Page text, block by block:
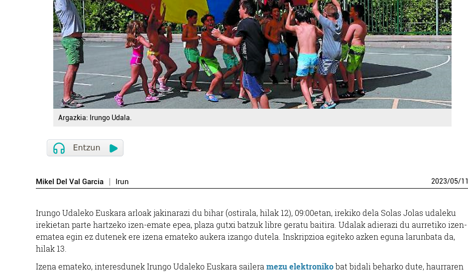
Argazkia: Irungo Udala.
Mikel Del Val Garcia Irun 2023/05/11
Irungo Udaleko Euskara arloak jakinarazi du bihar (ostirala, hilak 12), 09:00etan, irekiko dela Solas Jolas udaleku
irekietan parte hartzeko izen-emate epea, plaza gutxi batzuk libre geratu baitira. Udalak adierazi du aurretiko izen-
ematea egin ez dutenek ere izena emateko aukera izango dutela. Inskripzioa egiteko azken eguna larunbata da,
hilak 13.
Izena emateko, interesdunek Irungo Udaleko Euskara sailera mezu elektronikobat bidali beharko dute, haurraren